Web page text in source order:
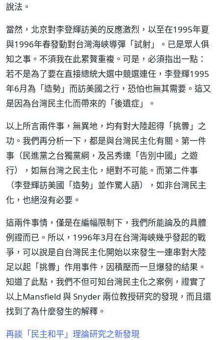
說法。
當然，北京對李登輝訪美的反應激烈，以至在1995年夏
與1996年春發動對台灣海峽導彈「試射」。已是眾人俱
知之事。不須我在此累贅重複。可是，必須指出一點：
若不是為了要在直接總統大選中競選連任，李登輝1995
年6月為「造勢」而訪美國之行，恐怕也無其需要。這又
是因為台灣民主化而帶來的「後遺症」。
以上所言兩件事，無異地，均有對大陸起得「挑釁」之
功。我們再分析一下，都是與台灣民主化有關。第一件
事（民進黨之台獨黨綱，及呂秀連「告別中國」之遊
行），如無台灣之民主化，絕對不可能。而第二件事
（李登輝訪美國「造勢」並作驚人語），如非台灣民主
化，也絕沒有必要。
這兩件事情，僅是在編幅限制下，我們所能論及的具體
例證而已。所以，1996年3月在台灣海峽幾乎發起的戰
爭，可以說是自台灣民主化開始以來發生一連串對大陸
足以起「挑釁」作用事件，因積壓而一旦爆發的結果。
知道了此點，我們不但可知台灣民主化之案例，證實了
以上Mansfield 與 Snyder 兩位教授研究的發現，而且還
找到了為什麼發生的解釋。
再談「民主和平」理論研究之新發現